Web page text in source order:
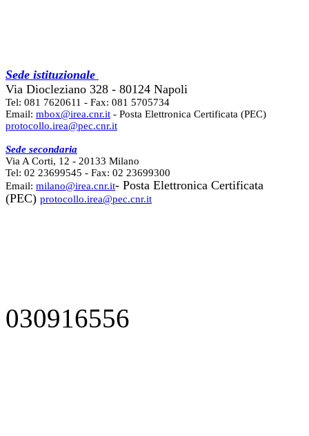
Sede istituzionale
Via Diocleziano 328 - 80124 Napoli
Tel: 081 7620611 - Fax: 081 5705734
Email: mbox@irea.cnr.it - Posta Elettronica Certificata (PEC)
protocollo.irea@pec.cnr.it
Sede secondaria
Via A Corti, 12 - 20133 Milano
Tel: 02 23699545 - Fax: 02 23699300
Email: milano@irea.cnr.it- Posta Elettronica Certificata
(PEC) protocollo.irea@pec.cnr.it
030916556